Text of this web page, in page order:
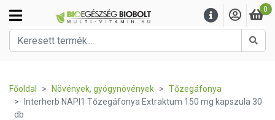
0
Főoldal Növények, gyógynövények
Tőzegáfonya
Interherb NAPI1 Tőzegáfonya Extraktum 150 mg kapszula 30
db